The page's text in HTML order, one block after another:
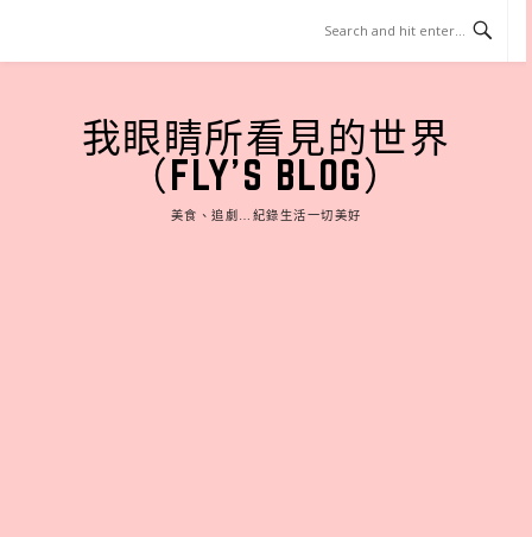
content
我眼睛所看見的世界
（FLY'S BLOG）
美食、追劇…紀錄生活一切美好